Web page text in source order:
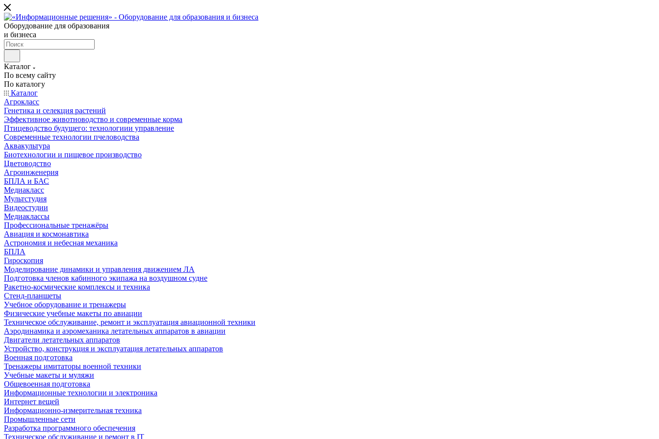
Оборудование для образования
и бизнеса
Каталог
По всему сайту
По каталогу
Каталог
Агрокласс
Генетика и селекция растений
Эффективное животноводство и современные корма
Птицеводство будущего: технологиии управление
Современные технологии пчеловодства
Аквакультура
Биотехнологии и пищевое производство
Цветоводство
Агроинженерия
БПЛА и БАС
Медиакласс
Мультстудия
Видеостудии
Медиаклассы
Профессиональные тренажёры
Авиация и космонавтика
Астрономия и небесная механика
БПЛА
Гироскопия
Моделирование динамики и управления движением ЛА
Подготовка членов кабинного экипажа на воздушном судне
Ракетно-космические комплексы и техника
Стенд-планшеты
Учебное оборудование и тренажеры
Физические учебные макеты по авиации
Техническое обслуживание, ремонт и эксплуатация авиационной техники
Аэродинамика и аэромеханика летательных аппаратов в авиации
Двигатели летательных аппаратов
Устройство, конструкция и эксплуатация летательных аппаратов
Военная подготовка
Тренажеры имитаторы военной техники
Учебные макеты и муляжи
Общевоенная подготовка
Информационные технологии и электроника
Интернет вещей
Информационно-измерительная техника
Промышленные сети
Разработка программного обеспечения
Техническое обслуживание и ремонт в IT